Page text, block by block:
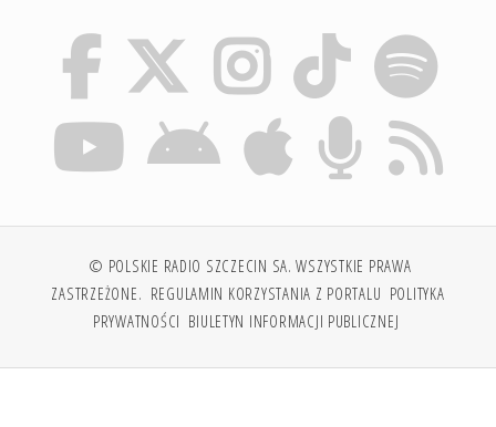
© POLSKIE RADIO SZCZECIN SA. WSZYSTKIE PRAWA
ZASTRZEŻONE. REGULAMIN KORZYSTANIA Z PORTALU POLITYKA
PRYWATNOŚCI BIULETYN INFORMACJI PUBLICZNEJ